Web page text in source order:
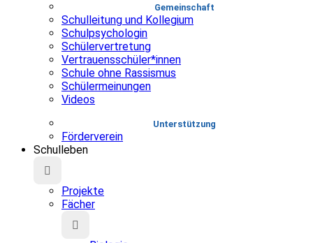
Gemeinschaft
Schulleitung und Kollegium
Schulpsychologin
Schülervertretung
Vertrauensschüler*innen
Schule ohne Rassismus
Schülermeinungen
Videos
Unterstützung
Förderverein
Schulleben
Projekte
Fächer